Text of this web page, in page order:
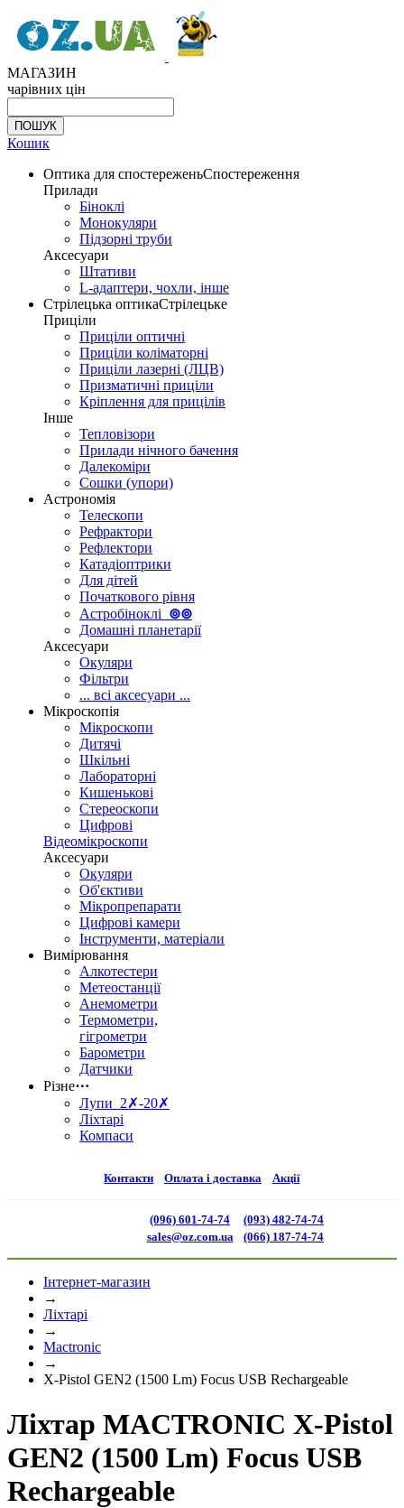
МАГАЗИН
чарівних цін
Кошик
Оптика для спостереженьСпостереження
Прилади
Біноклі
Монокуляри
Підзорні труби
Аксесуари
Штативи
L-адаптери, чохли, інше
Стрілецька оптикаСтрілецьке
Приціли
Приціли оптичні
Приціли коліматорні
Приціли лазерні (ЛЦВ)
Призматичні приціли
Кріплення для прицілів
Інше
Тепловізори
Прилади нічного бачення
Далекоміри
Сошки (упори)
Астрономія
Телескопи
Рефрактори
Рефлектори
Катадіоптрики
Для дітей
Початкового рівня
Астробіноклі ⊚⊚
Домашні планетарії
Аксесуари
Окуляри
Фільтри
... всі аксесуари ...
Мікроскопія
Мікроскопи
Дитячі
Шкільні
Лабораторні
Кишенькові
Стереоскопи
Цифрові
Відеомікроскопи
Аксесуари
Окуляри
Об'єктиви
Мікропрепарати
Цифрові камери
Інструменти, матеріали
Вимірювання
Алкотестери
Метеостанції
Анемометри
Термометри,
гігрометри
Барометри
Датчики
Різне⋯
Лупи 2✗-20✗
Ліхтарі
Компаси
Контакти Оплата і доставка Акції
(096) 601-74-74
sales@oz.com.ua
(093) 482-74-74
(066) 187-74-74
Інтернет-магазин
→
Ліхтарі
→
Mactronic
→
X-Pistol GEN2 (1500 Lm) Focus USB Rechargeable
Ліхтар MACTRONIC X-Pistol
GEN2 (1500 Lm) Focus USB
Rechargeable